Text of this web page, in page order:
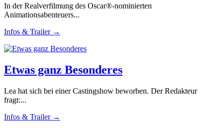
In der Realverfilmung des Oscar®-nominierten
Animationsabenteuers...
Infos & Trailer →
Etwas ganz Besonderes
Lea hat sich bei einer Castingshow beworben. Der Redakteur
fragt:...
Infos & Trailer →